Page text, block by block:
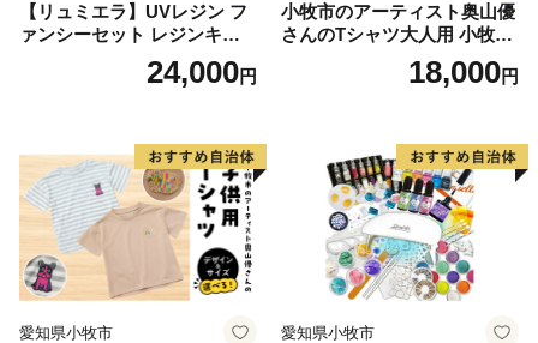
【リュミエラ】UVレジン フ
ァンシーセット レジンキッ
ト ハンドメイド レジンクラ
フト アクセサリーキット 手
24,000円
小牧市のアーティスト奥山優
さんのTシャツ大人用 小牧市
18,000円
愛知県小牧市 愛知県小牧市